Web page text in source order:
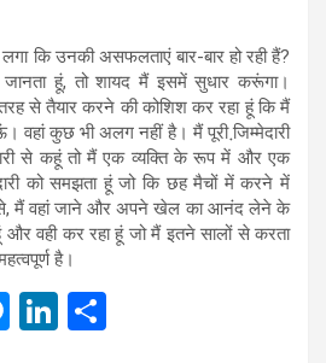
कि उनकी असफलताएं बार-बार हो रही हैं?
हूं, तो शायद मैं इसमें सुधार करूंगा।
से तैयार करने की कोशिश कर रहा हूं कि मैं
वहां कुछ भी अलग नहीं है। मैं पूरी जि़म्मेदारी
से कहूं तो मैं एक व्यक्ति के रूप में और एक
को समझता हूं जो कि छह मैचों में करने में
से, मैं वहां जाने और अपने खेल का आनंद लेने के
वही कर रहा हूं जो मैं इतने सालों से करता
है।
M Li